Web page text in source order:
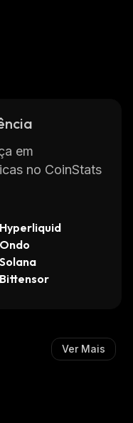
em
no CoinStats
Hyperliquid
Ondo
Solana
Bittensor
Ver Mais